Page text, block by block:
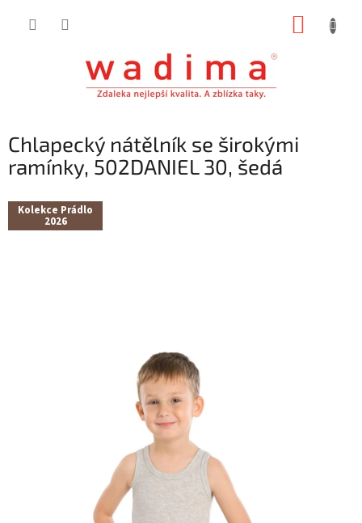
Chlapecký nátělník se širokými
ramínky, 502DANIEL 30, šedá
Kolekce Prádlo
2026